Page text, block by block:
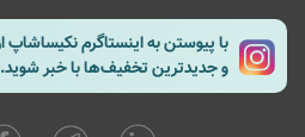
با پیوستن به اینستاگرم
و جدیدترین تخفیف‌ها با خبر شوید.